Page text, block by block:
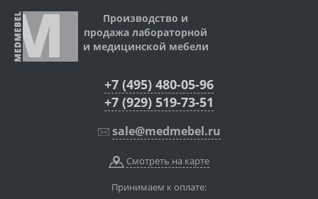
Производство и
продажа лабораторной
и медицинской мебели
+7 (495) 480-05-96
+7 (929) 519-73-51
sale@medmebel.ru
Смотреть на карте
Принимаем к оплате: